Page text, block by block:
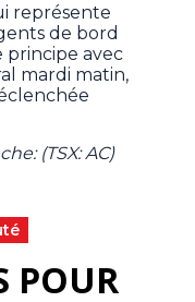
représente
de bord
avec
mardi matin,
(TSX: AC)
POUR